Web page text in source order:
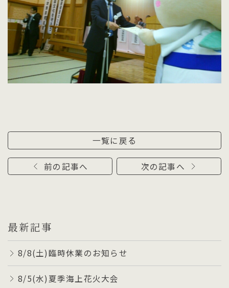
前の記事へ
一覧に戻る
次の記事へ
最新記事
8/8(土)臨時休業のお知らせ
8/5(水)夏季海上花火大会